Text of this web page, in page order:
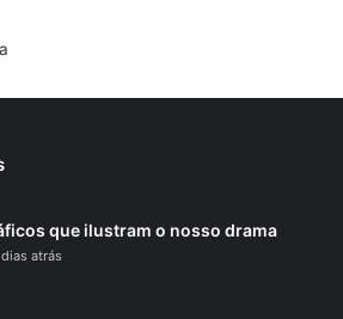
que ilustram o nosso drama
atrás